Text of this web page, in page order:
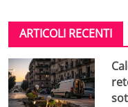
ARTICOLI RECENTI